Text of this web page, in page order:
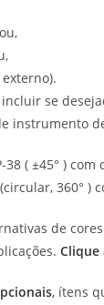
se
instrumento
38 ( ±45° )
360° )
de
Clique
, ítens